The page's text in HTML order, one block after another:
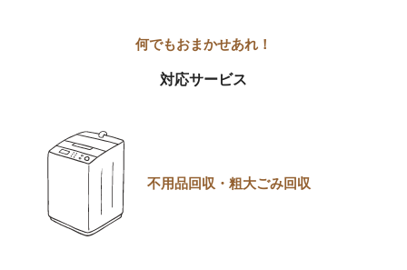
対応サービス
不用品回収・粗大ごみ回収